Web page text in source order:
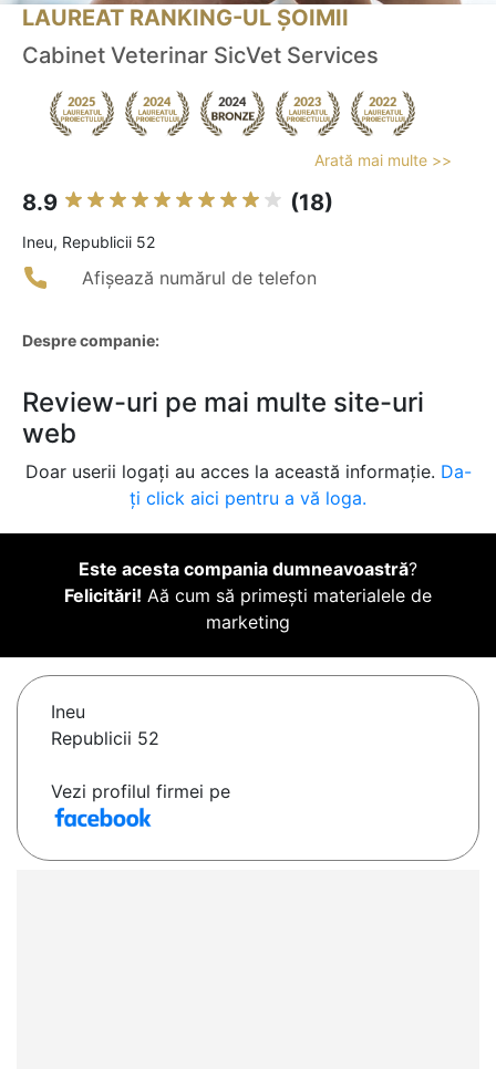
LAUREAT RANKING-UL ȘOIMII
Cabinet Veterinar SicVet Services
Arată mai multe >>
8.9 (18)
Ineu, Republicii 52
Afișează numărul de telefon
Despre companie:
Review-uri pe mai multe site-uri
web
Doar userii logați au acces la această informație. Da-
ți click aici pentru a vă loga.
Este acesta compania dumneavoastră?
Felicitări! Aă cum să primești materialele de
marketing
Ineu
Republicii 52
Vezi profilul firmei pe